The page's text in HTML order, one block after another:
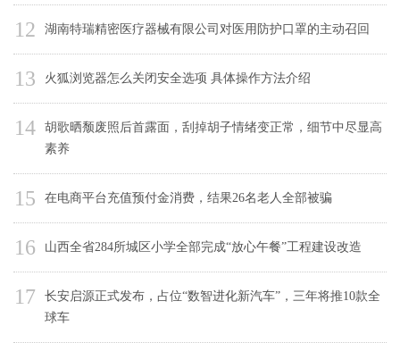
12 湖南特瑞精密医疗器械有限公司对医用防护口罩的主动召回
13 火狐浏览器怎么关闭安全选项 具体操作方法介绍
14
胡歌晒颓废照后首露面，刮掉胡子情绪变正常，细节中尽显高
素养
15 在电商平台充值预付金消费，结果26名老人全部被骗
16 山西全省284所城区小学全部完成“放心午餐”工程建设改造
17
长安启源正式发布，占位“数智进化新汽车”，三年将推10款全
球车